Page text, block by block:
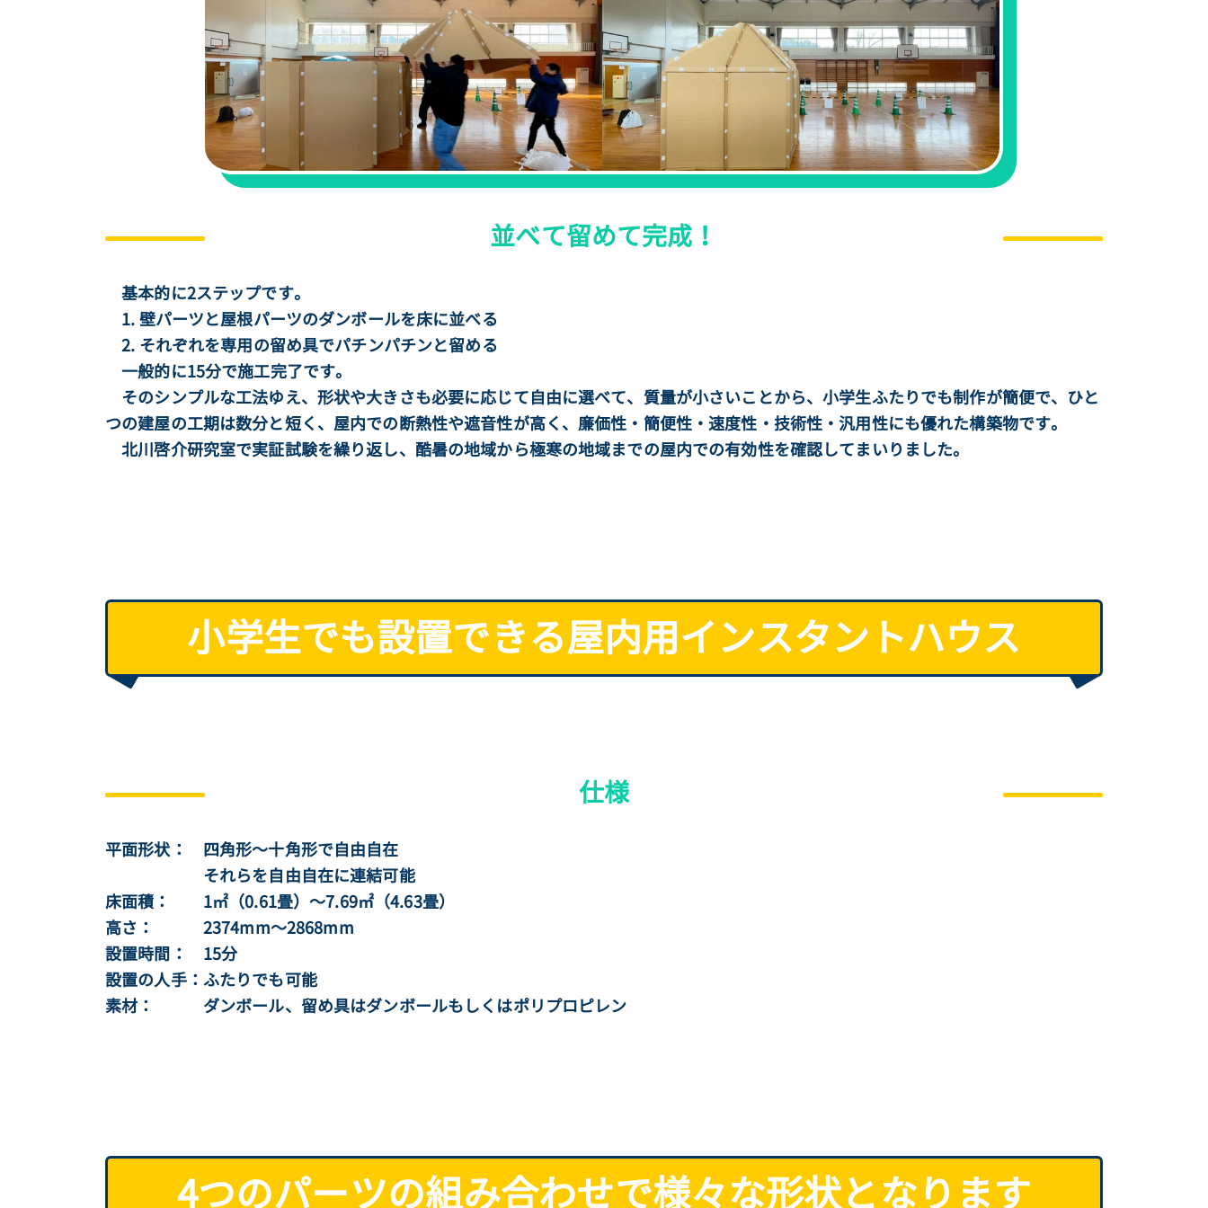
並べて留めて完成！
基本的に2ステップです。
1. 壁パーツと屋根パーツのダンボールを床に並べる
2. それぞれを専用の留め具でパチンパチンと留める
一般的に15分で施工完了です。
そのシンプルな工法ゆえ、形状や大きさも必要に応じて自由に選べて、質量が小さいことから、小学生ふたりでも制作が簡便で、ひと
つの建屋の工期は数分と短く、屋内での断熱性や遮音性が高く、廉価性・簡便性・速度性・技術性・汎用性にも優れた構築物です。
北川啓介研究室で実証試験を繰り返し、酷暑の地域から極寒の地域までの屋内での有効性を確認してまいりました。
小学生でも設置できる屋内用インスタントハウス
仕様
平面形状： 四角形〜十角形で自由自在
それらを自由自在に連結可能
床面積： 1㎡（0.61畳）〜7.69㎡（4.63畳）
高さ： 2374mm〜2868mm
設置時間： 15分
設置の人手：ふたりでも可能
素材： ダンボール、留め具はダンボールもしくはポリプロピレン
4つのパーツの組み合わせで様々な形状となります